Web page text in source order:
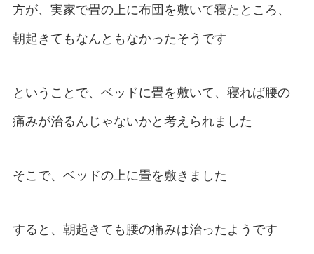
方が、実家で畳の上に布団を敷いて寝たところ、
朝起きてもなんともなかったそうです
ということで、ベッドに畳を敷いて、寝れば腰の
痛みが治るんじゃないかと考えられました
そこで、ベッドの上に畳を敷きました
すると、朝起きても腰の痛みは治ったようです